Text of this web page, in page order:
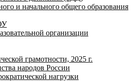
и начального общего образования
организации
грамотности, 2025 г.
народов России
нагрузки